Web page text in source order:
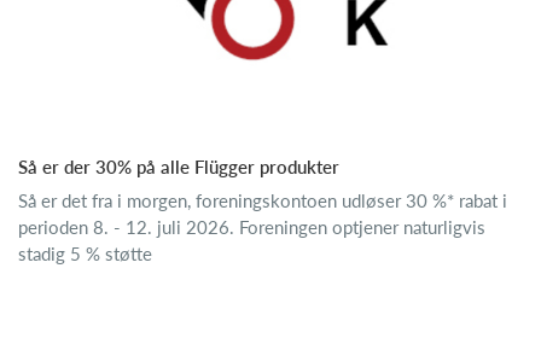
Så er der 30% på alle Flügger produkter
Så er det fra i morgen, foreningskontoen udløser 30 %* rabat i
perioden 8. - 12. juli 2026. Foreningen optjener naturligvis
stadig 5 % støtte